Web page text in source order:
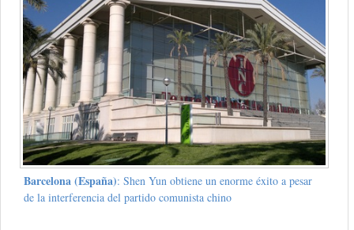
Barcelona (España): Shen Yun obtiene un enorme éxito a pesar
de la interferencia del partido comunista chino